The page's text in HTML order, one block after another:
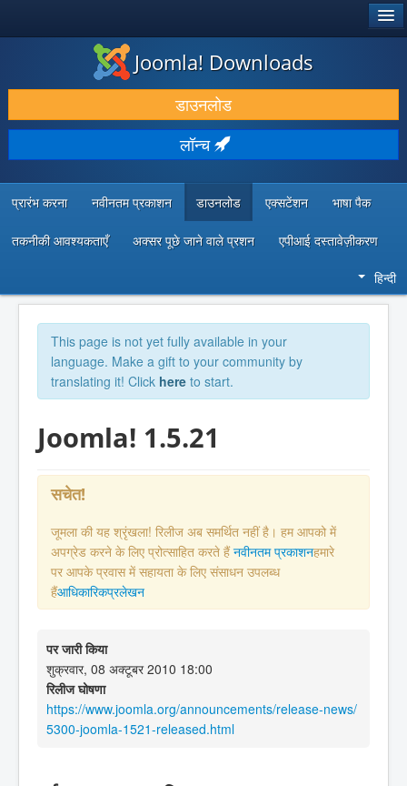
डाउनलोड करें और बढ़ाएं
खोजें और जानें
सामुदायिक समर्थन
डेवलपर संसाधन
Joomla! Downloads
डाउनलोड
लॉन्च
प्रारंभ करना नवीनतम प्रकाशन डाउनलोड एक्सटेंशन भाषा पैक
तकनीकी आवश्यकताएँ अक्सर पूछे जाने वाले प्रशन एपीआई दस्तावेज़ीकरण
हिन्दी
This page is not yet fully available in your
language. Make a gift to your community by
translating it! Click here to start.
Joomla! 1.5.21
सचेत!
जूमला की यह श्रृंखला! रिलीज अब समर्थित नहीं है। हम आपको में
अपग्रेड करने के लिए प्रोत्साहित करते हैंनवीनतम प्रकाशनहमारे
पर आपके प्रवास में सहायता के लिए संसाधन उपलब्ध
हैंआधिकारिकप्रलेखन
पर जारी किया
शुक्रवार, 08 अक्टूबर 2010 18:00
रिलीज घोषणा
https://www.joomla.org/announcements/release-news/
5300-joomla-1521-released.html